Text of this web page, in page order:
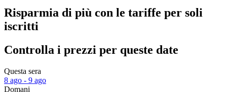
Risparmia di più con le tariffe per soli
iscritti
Controlla i prezzi per queste date
Questa sera
8 ago - 9 ago
Domani